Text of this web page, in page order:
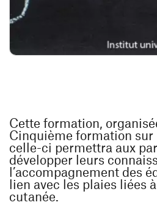
Cette formation,
Cinquième formation sur
celle-ci permettra aux
développer leurs
l’accompagnement des
lien avec les plaies liées
cutanée.